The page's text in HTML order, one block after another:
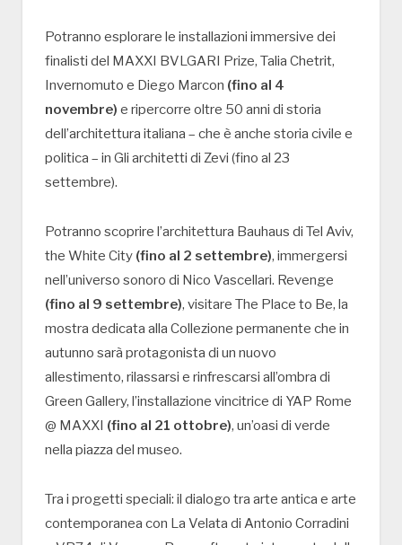
Potranno esplorare le installazioni immersive dei
finalisti del MAXXI BVLGARI Prize, Talia Chetrit,
Invernomuto e Diego Marcon (fino al 4
novembre) e ripercorre oltre 50 anni di storia
dell’architettura italiana – che è anche storia civile e
politica – in Gli architetti di Zevi (fino al 23
settembre).
Potranno scoprire l’architettura Bauhaus di Tel Aviv,
the White City (fino al 2 settembre), immergersi
nell’universo sonoro di Nico Vascellari. Revenge
(fino al 9 settembre), visitare The Place to Be, la
mostra dedicata alla Collezione permanente che in
autunno sarà protagonista di un nuovo
allestimento, rilassarsi e rinfrescarsi all’ombra di
Green Gallery, l’installazione vincitrice di YAP Rome
@ MAXXI (fino al 21 ottobre), un’oasi di verde
nella piazza del museo.
Tra i progetti speciali: il dialogo tra arte antica e arte
contemporanea con La Velata di Antonio Corradini